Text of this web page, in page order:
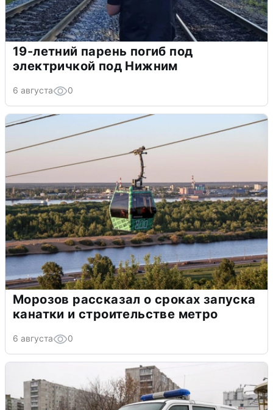
19-летний парень погиб под
электричкой под Нижним
6 августа 0
Морозов рассказал о сроках запуска
канатки и строительстве метро
6 августа 0